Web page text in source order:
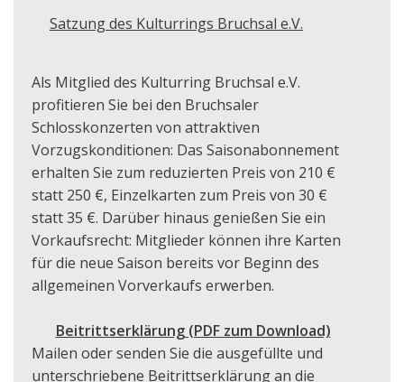
Satzung des Kulturrings Bruchsal e.V.
Als Mitglied des Kulturring Bruchsal e.V.
profitieren Sie bei den Bruchsaler
Schlosskonzerten von attraktiven
Vorzugskonditionen: Das Saisonabonnement
erhalten Sie zum reduzierten Preis von 210 €
statt 250 €, Einzelkarten zum Preis von 30 €
statt 35 €. Darüber hinaus genießen Sie ein
Vorkaufsrecht: Mitglieder können ihre Karten
für die neue Saison bereits vor Beginn des
allgemeinen Vorverkaufs erwerben.
Beitrittserklärung (PDF zum Download)
Mailen oder senden Sie die ausgefüllte und
unterschriebene Beitrittserklärung an die